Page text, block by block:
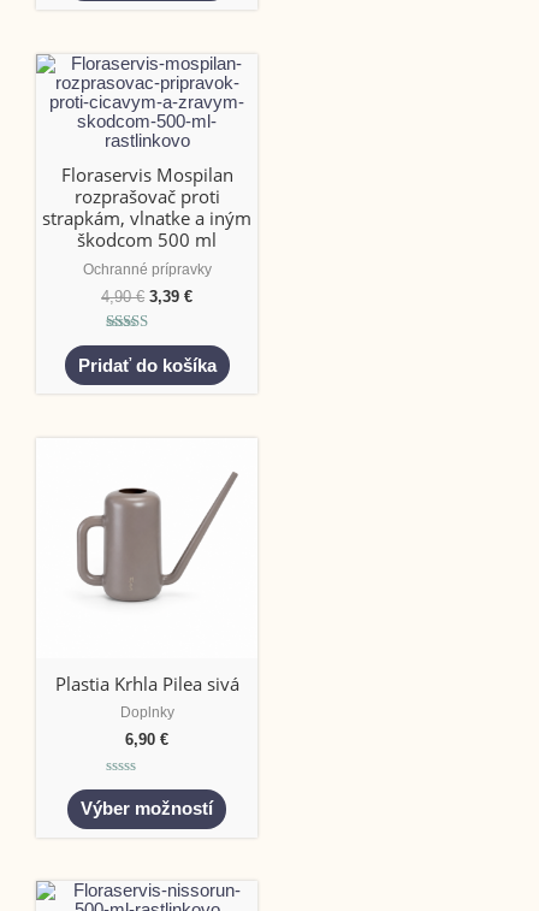
Floraservis Mospilan
rozprašovač proti
strapkám, vlnatke a iným
škodcom 500 ml
Ochranné prípravky
4,90€ 3,39€
Hodnotenie
5.00
z 5
Pridať do košíka
Plastia Krhla Pilea sivá
Doplnky
6,90€
Hodnotenie
0
z
5
Výber možností